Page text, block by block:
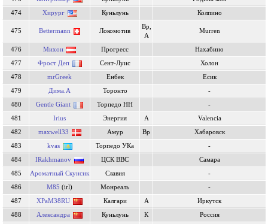
474
Хирург Куньлунь Колпино
475 Bettermann Локомотив
Вр,
А
Murren
476 Михон Прогресс
Нахабино
477
Фрост Деп Сент-Луис
Холон
478
mrGreek Енбек
Есик
479
Дима.А Торонто
-
480
Gentle Giant Торпедо НН
-
481
Irius Энергия А
Valencia
482
maxwell33 Амур Вр
Хабаровск
483
kvas Торпедо УКа
-
484
IRakhmanov ЦСК ВВС
Самара
485
Ароматный Скунсик Славия
-
486
M85 (irl) Монреаль
-
487
XPaM38RU Калгари А
Иркутск
488
Александра Куньлунь К
Россия